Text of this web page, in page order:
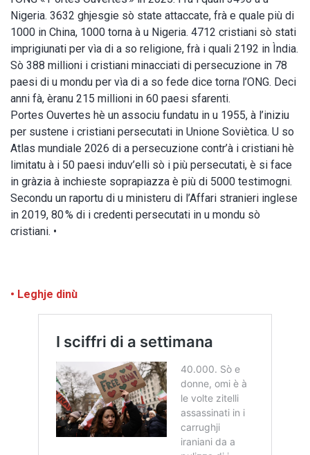
Nigeria. 3632 ghjesgie sò state attaccate, frà e quale più di
1000 in China, 1000 torna à u Nigeria. 4712 cristiani sò stati
imprigiunati per vìa di a so religione, frà i quali 2192 in Ìndia.
Sò 388 millioni i cristiani minacciati di persecuzione in 78
paesi di u mondu per vìa di a so fede dice torna l’ONG. Deci
anni fà, èranu 215 millioni in 60 paesi sfarenti.
Portes Ouvertes hè un associu fundatu in u 1955, à l’iniziu
per sustene i cristiani persecutati in Unione Soviètica. U so
Atlas mundiale 2026 di a persecuzione contr’à i cristiani hè
limitatu à i 50 paesi induv’elli sò i più persecutati, è si face
in gràzia à inchieste soprapiazza è più di 5000 testimogni.
Secondu un raportu di u ministeru di l’Affari stranieri inglese
in 2019, 80 % di i credenti persecutati in u mondu sò
cristiani. •
• Leghje dinù